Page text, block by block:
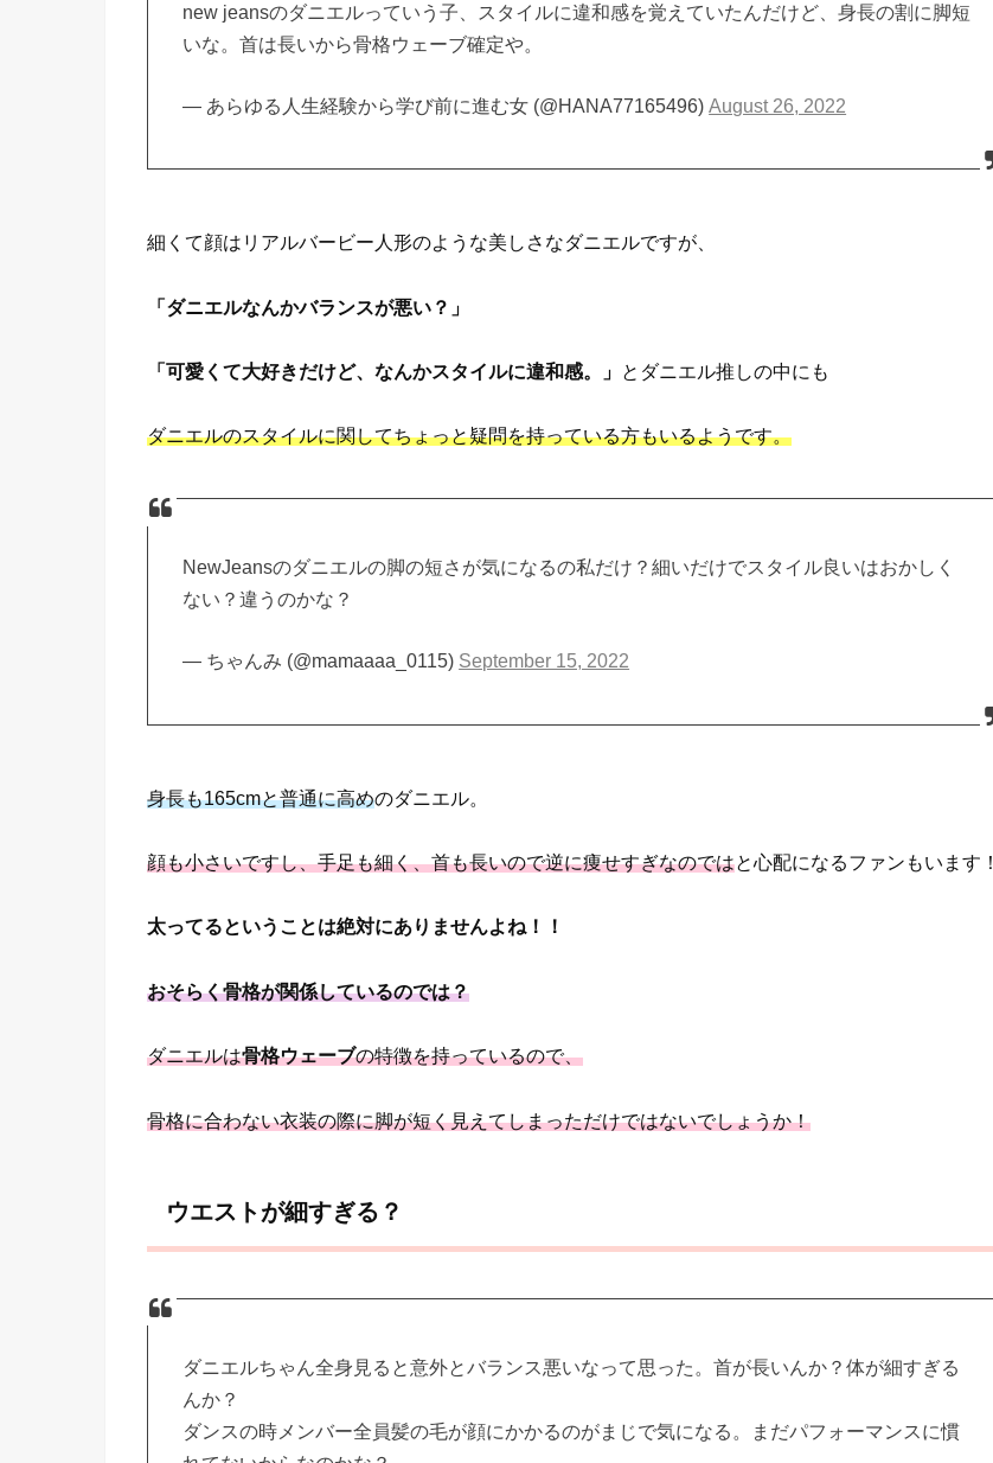
new jeansのダニエルっていう子、スタイルに違和感を覚えていたんだけど、身長の割に脚短
いな。首は長いから骨格ウェーブ確定や。
— あらゆる人生経験から学び前に進む女 (@HANA77165496)August 26, 2022
細くて顔はリアルバービー人形のような美しさなダニエルですが、
「ダニエルなんかバランスが悪い？」
「可愛くて大好きだけど、なんかスタイルに違和感。」 とダニエル推しの中にも
ダニエルのスタイルに関してちょっと疑問を持っている方もいるようです。
NewJeansのダニエルの脚の短さが気になるの私だけ？細いだけでスタイル良いはおかしく
ない？違うのかな？
— ちゃんみ (@mamaaaa_0115) September 15, 2022
身長も165cmと普通に高めのダニエル。
顔も小さいですし、手足も細く、首も長いので逆に痩せすぎなのではと心配になるファンもいます！
太ってるということは絶対にありませんよね！！
おそらく骨格が関係しているのでは？
ダニエルは骨格ウェーブの特徴を持っているので、
骨格に合わない衣装の際に脚が短く見えてしまっただけではないでしょうか！
ウエストが細すぎる？
ダニエルちゃん全身見ると意外とバランス悪いなって思った。首が長いんか？体が細すぎる
んか？
ダンスの時メンバー全員髪の毛が顔にかかるのがまじで気になる。まだパフォーマンスに慣